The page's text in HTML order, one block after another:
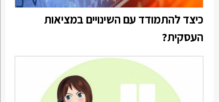
כיצד להתמודד עם השינויים במציאות
העסקית?